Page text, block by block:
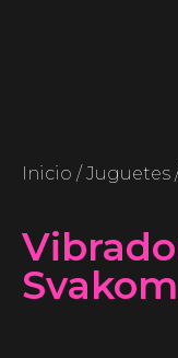
Inicio / Juguetes
Svakom